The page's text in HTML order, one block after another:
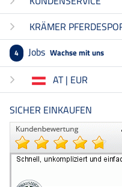
KRÄMER
4 Jobs Wachse mit uns
AT | EUR
SICHER EINKAUFEN